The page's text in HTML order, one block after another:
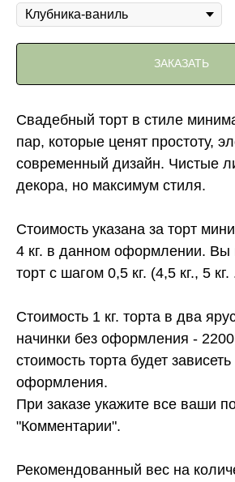
ЗАКАЗАТЬ
Свадебный торт в стиле
пар, которые ценят простоту,
современный дизайн. Чистые
декора, но максимум стиля.
Стоимость указана за торт
4 кг. в данном оформлении. Вы
торт с шагом 0,5 кг. (4,5 кг., 5 кг.
Стоимость 1 кг. торта в два
начинки без оформления -
стоимость торта будет
оформления.
При заказе укажите все ваши
"Комментарии".
Рекомендованный вес на